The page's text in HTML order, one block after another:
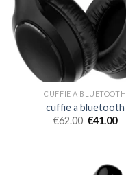
CUFFIE A BLUETOOTH
cuffie a bluetooth
€62.00 €41.00